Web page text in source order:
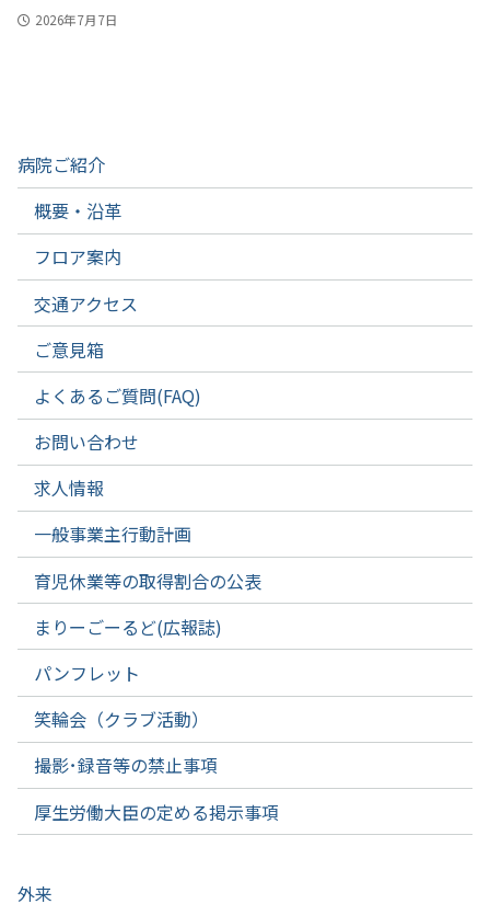
2026年7月7日
病院ご紹介
概要・沿革
フロア案内
交通アクセス
ご意見箱
よくあるご質問(FAQ)
お問い合わせ
求人情報
一般事業主行動計画
育児休業等の取得割合の公表
まりーごーるど(広報誌)
パンフレット
笑輪会（クラブ活動）
撮影･録音等の禁止事項
厚生労働大臣の定める掲示事項
外来